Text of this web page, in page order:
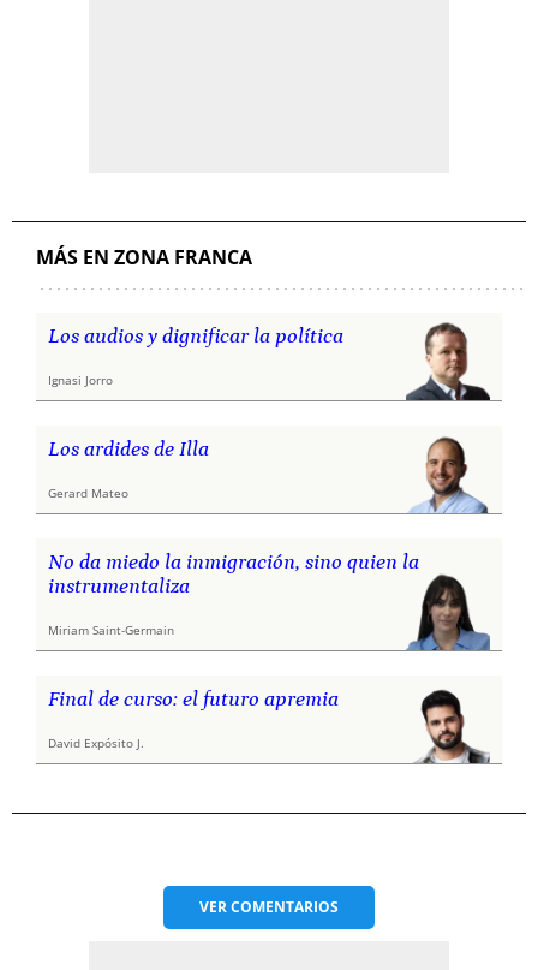
MÁS EN ZONA FRANCA
Los audios y dignificar la política
Ignasi Jorro
Los ardides de Illa
Gerard Mateo
No da miedo la inmigración, sino quien la
instrumentaliza
Miriam Saint-Germain
Final de curso: el futuro apremia
David Expósito J.
VERCOMENTARIOS